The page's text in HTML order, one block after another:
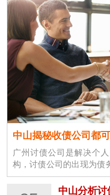
广州讨债公司是解决个
构，讨债公司的出现为债
题的途径。广州讨债公司